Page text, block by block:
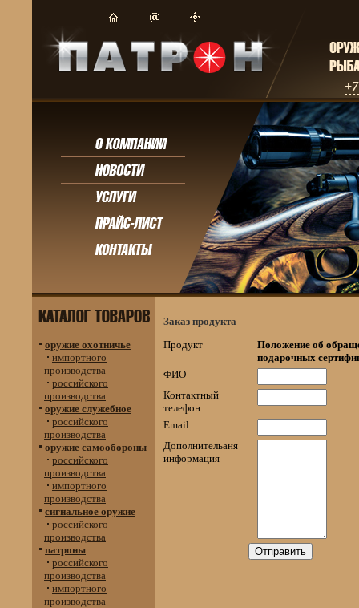
оружие охотничье
импортного
производства
российского
производства
оружие служебное
российского
производства
оружие самообороны
российского
производства
импортного
производства
сигнальное оружие
российского
производства
патроны
российского
производства
импортного
производства
Заказ продукта
Продукт
Положение об
подарочных
ФИО
Контактный
телефон
Еmail
Дополнительаня
информация